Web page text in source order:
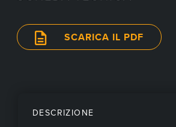
SCARICA IL PDF
DESCRIZIONE